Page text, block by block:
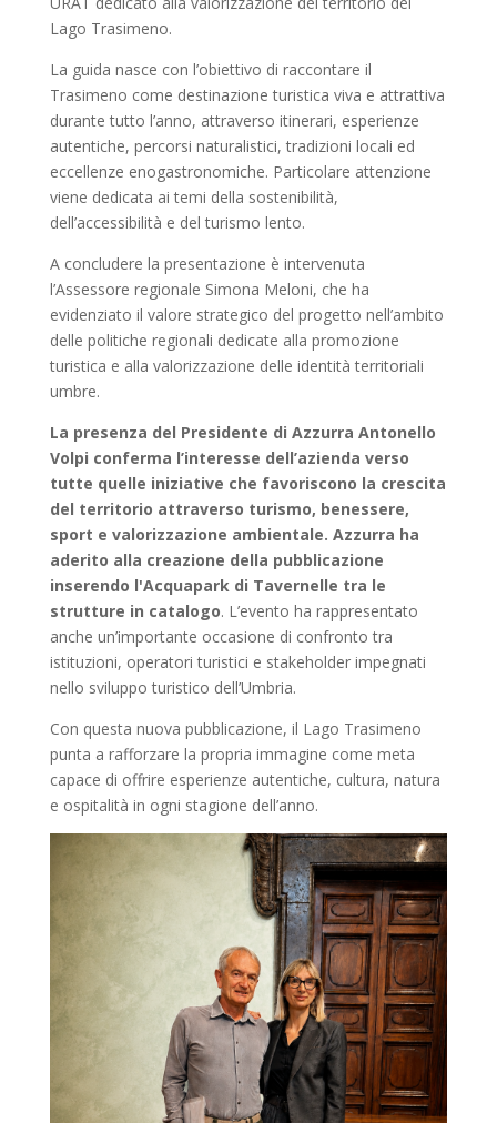
Lago Trasimeno.
La guida nasce con l’obiettivo di raccontare il
Trasimeno come destinazione turistica viva e attrattiva
durante tutto l’anno, attraverso itinerari, esperienze
autentiche, percorsi naturalistici, tradizioni locali ed
eccellenze enogastronomiche. Particolare attenzione
viene dedicata ai temi della sostenibilità,
dell’accessibilità e del turismo lento.
A concludere la presentazione è intervenuta
l’Assessore regionale Simona Meloni, che ha
evidenziato il valore strategico del progetto nell’ambito
delle politiche regionali dedicate alla promozione
turistica e alla valorizzazione delle identità territoriali
umbre.
La presenza del Presidente di Azzurra Antonello
Volpi conferma l’interesse dell’azienda verso
tutte quelle iniziative che favoriscono la crescita
del territorio attraverso turismo, benessere,
sport e valorizzazione ambientale. Azzurra ha
aderito alla creazione della pubblicazione
inserendo l'Acquapark di Tavernelle tra le
strutture in catalogo. L’evento ha rappresentato
anche un’importante occasione di confronto tra
istituzioni, operatori turistici e stakeholder impegnati
nello sviluppo turistico dell’Umbria.
Con questa nuova pubblicazione, il Lago Trasimeno
punta a rafforzare la propria immagine come meta
capace di offrire esperienze autentiche, cultura, natura
e ospitalità in ogni stagione dell’anno.